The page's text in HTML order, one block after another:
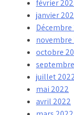
février
janvier
Décembre
novembre
octobre
juillet
mai 2022
avril 2022